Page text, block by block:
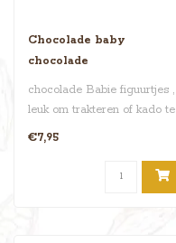
Chocolade baby
chocolade
chocolade Babie figuurtjes ,
leuk om trakteren of kado te
doen , verkrijgbaar in..
€7,95